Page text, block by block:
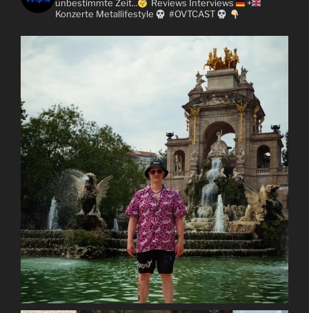
unbestimmte Zeit...
Reviews Interviews
+
Konzerte Metallifestyle #OVTCAST